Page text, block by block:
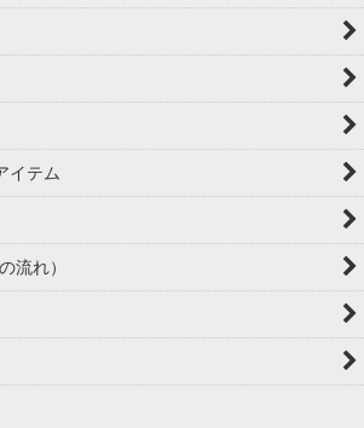
イテム
流れ）